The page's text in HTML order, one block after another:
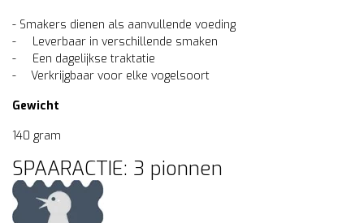
- Smakers dienen als aanvullende voeding
- Leverbaar in verschillende smaken
- Een dagelijkse traktatie
- Verkrijgbaar voor elke vogelsoort
Gewicht
140 gram
SPAARACTIE: 3 pionnen